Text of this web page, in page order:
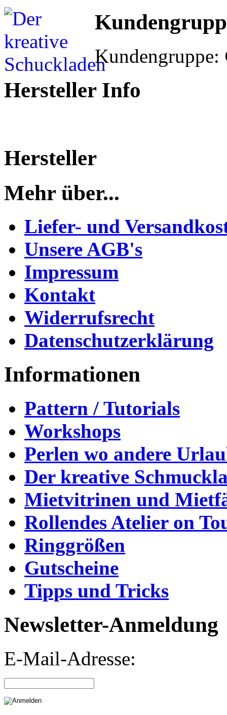
Kundengruppe:
Hersteller Info
Hersteller
Mehr über...
Liefer- und
Unsere AGB's
Impressum
Kontakt
Widerrufsrecht
Datenschutzerklärung
Informationen
Pattern / Tutorials
Workshops
Perlen wo andere
Der kreative
Mietvitrinen und
Rollendes Atelier on
Ringgrößen
Gutscheine
Tipps und Tricks
Newsletter-Anmeldung
E-Mail-Adresse: